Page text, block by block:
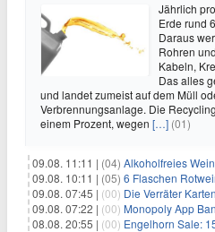
Jährlich
Erde rund
Daraus
Rohren
Kabeln,
Das alles
und landet zumeist auf dem Müll
Verbrennungsanlage. Die
einem Prozent, wegen […] (01)
09.08. 11:11 | (04) Alkoholfreies Weinpaket mit
09.08. 10:11 | (05) 6 Flaschen Rotwein (Vinos Tinto
09.08. 07:45 | (00) Die Verräter
09.08. 07:22 | (00) Monopoly App
08.08. 20:55 | (00) Engelhorn Sale: 15%